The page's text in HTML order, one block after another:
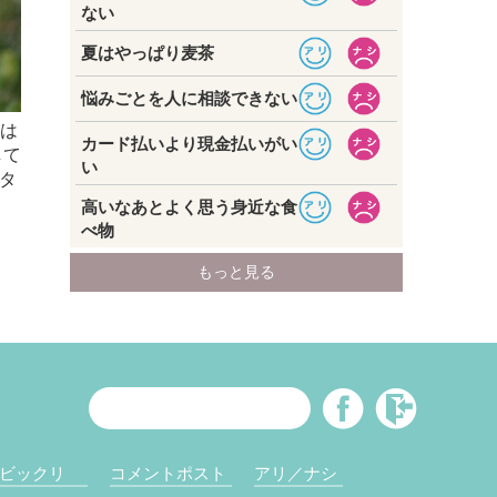
ビックリ コメントポスト アリ／ナシ